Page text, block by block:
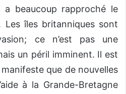
beaucoup rapproché le
Les îles britanniques sont
ce n’est pas une
un péril imminent. Il est
que de nouvelles
à la Grande-Bretagne